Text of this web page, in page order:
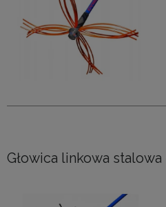
Głowica linkowa